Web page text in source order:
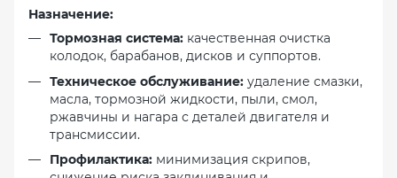
Назначение:
Тормозная система: качественная очистка
колодок, барабанов, дисков и суппортов.
Техническое обслуживание: удаление смазки,
масла, тормозной жидкости, пыли, смол,
ржавчины и нагара с деталей двигателя и
трансмиссии.
Профилактика: минимизация скрипов,